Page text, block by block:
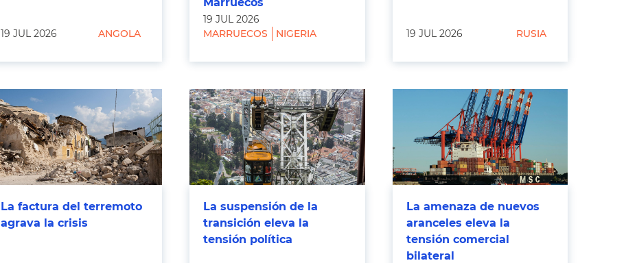
19 JUL 2026 ANGOLA
19 JUL 2026
MARRUECOS
NIGERIA 19 JUL 2026 RUSIA
La factura del terremoto
agrava la crisis
La suspensión de la
transición eleva la
tensión política
La amenaza de nuevos
aranceles eleva la
tensión comercial
bilateral